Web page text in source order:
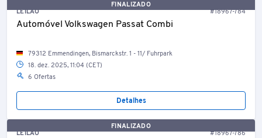
FINALIZADO
LEILÃO
#18967-784
Automóvel Volkswagen Passat Combi
79312 Emmendingen, Bismarckstr. 1 - 11/ Fuhrpark
18. dez. 2025, 11:04 (CET)
6 Ofertas
Detalhes
FINALIZADO
LEILÃO
#18967-786